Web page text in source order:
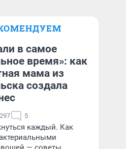
в самое
время»: как
мама из
создала
5
каждый. Как